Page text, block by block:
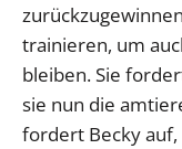
trainieren, um
bleiben. Sie
sie nun die
fordert Becky